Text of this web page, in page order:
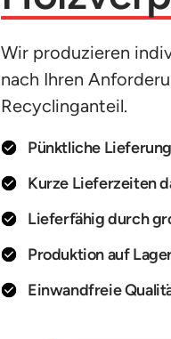
Wir produzieren
nach Ihren
Recyclinganteil.
Pünktliche
Kurze Lieferzeiten
Lieferfähig durch
Produktion auf
Einwandfreie